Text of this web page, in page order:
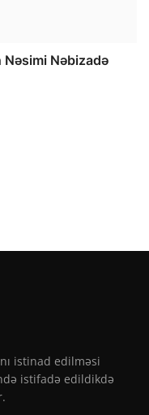
Nəbizadə
istinad edilməsi
istifadə edildikdə